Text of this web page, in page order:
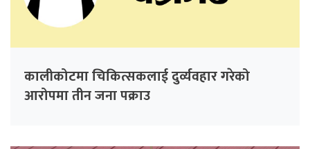
कालीकोटमा चिकित्सकलाई दुर्व्यवहार गरेको
आरोपमा तीन जना पक्राउ